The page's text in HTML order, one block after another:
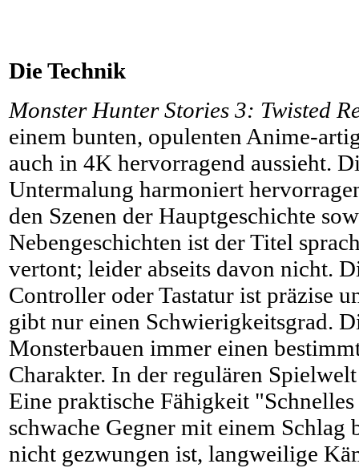
Die Technik
Monster Hunter Stories 3: Twisted
einem bunten, opulenten Anime-
auch in 4K hervorragend aussieht.
Untermalung harmoniert
den Szenen der Hauptgeschichte
Nebengeschichten ist der Titel
vertont; leider abseits davon nicht.
Controller oder Tastatur ist präzise
gibt nur einen Schwierigkeitsgrad.
Monsterbauen immer einen
Charakter. In der regulären
Eine praktische Fähigkeit
schwache Gegner mit einem Schlag
nicht gezwungen ist, langweilige